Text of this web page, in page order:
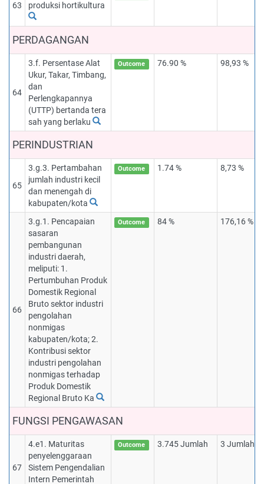
63
produksi hortikultura
PERDAGANGAN
64
3.f. Persentase Alat
Ukur, Takar, Timbang,
dan
Perlengkapannya
(UTTP) bertanda tera
sah yang berlaku
Outcome 76.90 % 98,93 %
PERINDUSTRIAN
65
3.g.3. Pertambahan
jumlah industri kecil
dan menengah di
kabupaten/kota
Outcome 1.74 % 8,73 %
66
3.g.1. Pencapaian
sasaran
pembangunan
industri daerah,
meliputi: 1.
Pertumbuhan Produk
Domestik Regional
Bruto sektor industri
pengolahan
nonmigas
kabupaten/kota; 2.
Kontribusi sektor
industri pengolahan
nonmigas terhadap
Produk Domestik
Regional Bruto Ka
Outcome 84 % 176,16 %
FUNGSI PENGAWASAN
67
4.e1. Maturitas
penyelenggaraan
Sistem Pengendalian
Intern Pemerintah
Outcome 3.745 Jumlah 3 Jumlah